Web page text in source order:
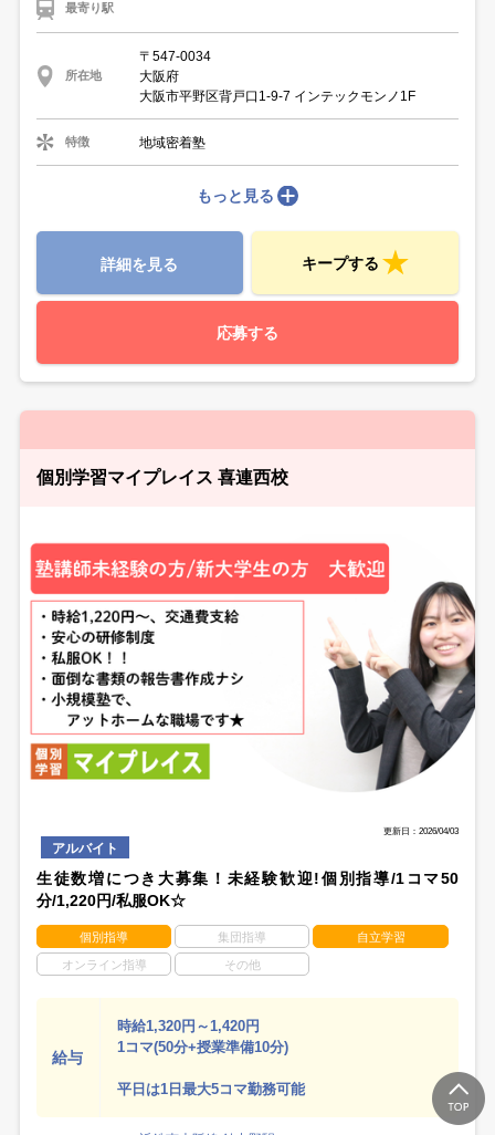
最寄り駅
所在地
〒547-0034
大阪府
大阪市平野区背戸口1-9-7 インテックモンノ1F
特徴 地域密着塾
もっと見る
詳細を見る キープする
応募する
個別学習マイプレイス 喜連西校
更新日：2026/04/03
アルバイト
生徒数増につき大募集！未経験歓迎!個別指導/1コマ50
分/1,220円/私服OK☆
個別指導 集団指導 自立学習
オンライン指導 その他
給与
時給1,320円～1,420円
1コマ(50分+授業準備10分)
平日は1日最大5コマ勤務可能